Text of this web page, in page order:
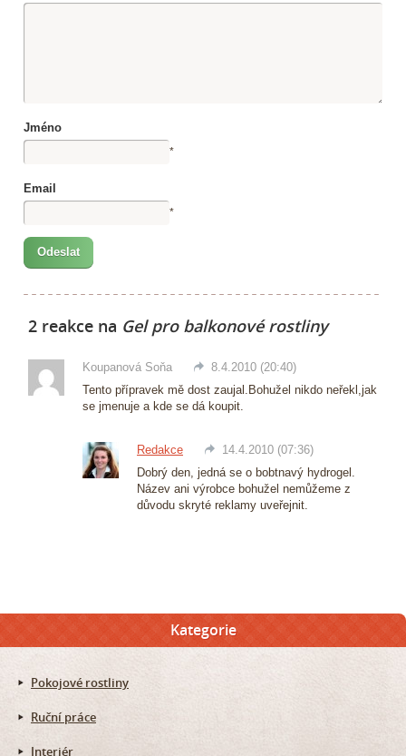
Jméno
*
Email
*
2 reakce na Gel pro balkonové rostliny
Koupanová Soňa
8.4.2010 (20:40)
Tento přípravek mě dost zaujal.Bohužel nikdo neřekl,jak
se jmenuje a kde se dá koupit.
Redakce
14.4.2010 (07:36)
Dobrý den, jedná se o bobtnavý hydrogel.
Název ani výrobce bohužel nemůžeme z
důvodu skryté reklamy uveřejnit.
Kategorie
Pokojové rostliny
Ruční práce
Interiér